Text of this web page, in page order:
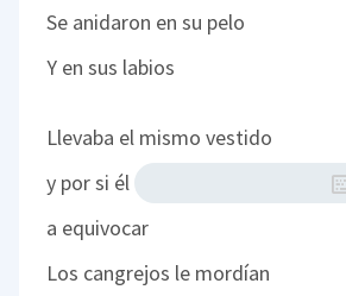
Se anidaron en su pelo
Y en sus labios
Llevaba el mismo vestido
y por si él
a equivocar
Los cangrejos le mordían